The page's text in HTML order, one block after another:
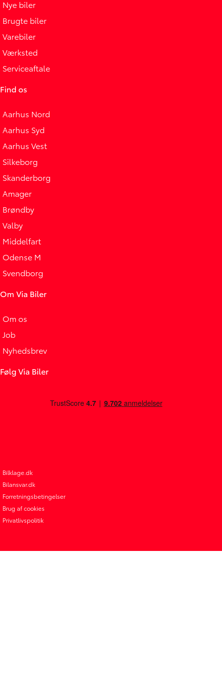
Nye biler
Brugte biler
Varebiler
Værksted
Serviceaftale
Find os
Aarhus Nord
Aarhus Syd
Aarhus Vest
Silkeborg
Skanderborg
Amager
Brøndby
Valby
Middelfart
Odense M
Svendborg
Om Via Biler
Om os
Job
Nyhedsbrev
Følg Via Biler
Bilklage.dk
Bilansvar.dk
Forretningsbetingelser
Brug af cookies
Privatlivspolitik